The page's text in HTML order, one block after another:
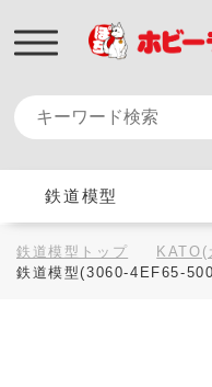
鉄道模型
鉄道模型トップ KATO(
鉄道模型(3060-4EF65-